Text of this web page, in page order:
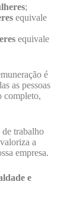
;
equivale
equivale
é
as pessoas
completo,
de trabalho
a
empresa.
e